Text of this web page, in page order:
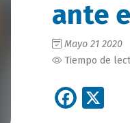
ante
Mayo 21 2020
Tiempo de